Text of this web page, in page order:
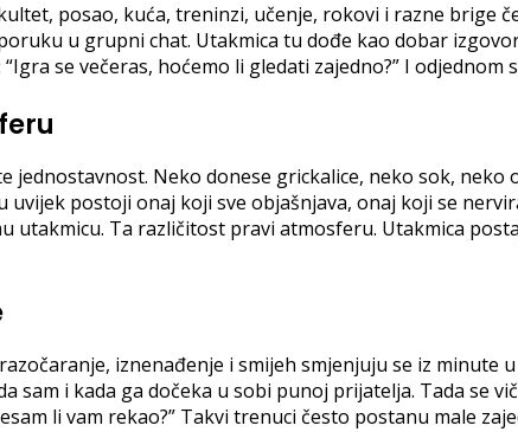
posao, kuća, treninzi, učenje, rokovi i razne brige
u grupni chat. Utakmica tu dođe kao dobar
se večeras, hoćemo li gledati zajedno?” I
jednostavnost. Neko donese grickalice, neko sok, neko
postoji onaj koji sve objašnjava, onaj koji se
Ta različitost pravi atmosferu. Utakmica
iznenađenje i smijeh smjenjuju se iz minute
sam i kada ga dočeka u sobi punoj prijatelja. Tada se
li vam rekao?” Takvi trenuci često postanu male